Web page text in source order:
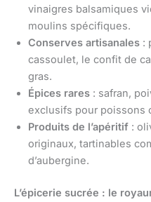
vinaigres balsamiques
moulins spécifiques.
Conserves artisanales :
cassoulet, le confit de
gras.
Épices rares : safran,
exclusifs pour poissons
Produits de l’apéritif :
originaux, tartinables
d’aubergine.
L’épicerie sucrée : le